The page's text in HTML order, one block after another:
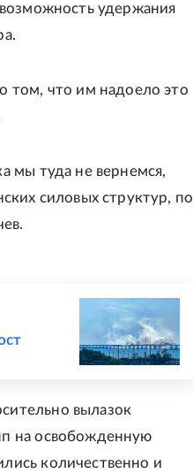
удержания
том, что им надоело это
мы туда не вернемся,
силовых структур, по
вылазок
на освобожденную
количественно и